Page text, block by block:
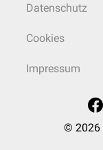
Datenschutz
Cookies
Impressum
© 2026